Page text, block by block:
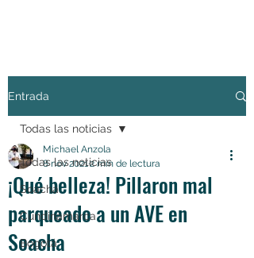
Entrada
Todas las noticias
Soacha
Cundinamarca
Bogotá
Todas las noticias
¡Qué belleza! Pillaron mal
parqueado a un AVE en
Soacha
Michael Anzola
8 nov 20212 min de lectura